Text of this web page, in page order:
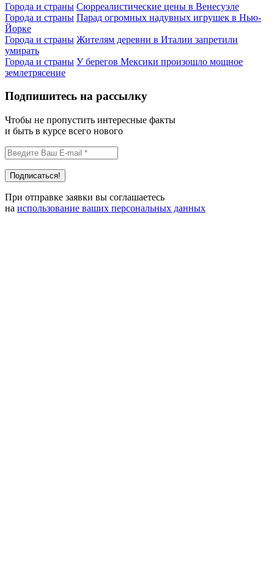
Города и страны Сюрреалистические цены в Венесуэле
Города и страны Парад огромных надувных игрушек в Нью-
Йорке
Города и страны Жителям деревни в Италии запретили
умирать
Города и страны У берегов Мексики произошло мощное
землетрясение
Подпишитесь на рассылку
Чтобы не пропустить интересные факты
и быть в курсе всего нового
При отправке заявки вы соглашаетесь
на использование ваших персональных данных